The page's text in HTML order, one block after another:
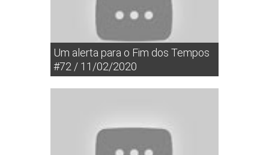
Um alerta para o Fim dos Tempos
#72 / 11/02/2020